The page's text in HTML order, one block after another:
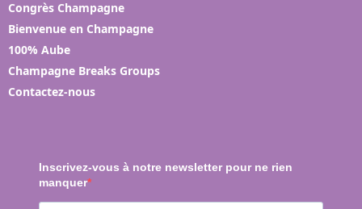
Congrès Champagne
Bienvenue en Champagne
100% Aube
Champagne Breaks Groups
Contactez-nous
Inscrivez-vous à notre newsletter pour ne rien
manquer